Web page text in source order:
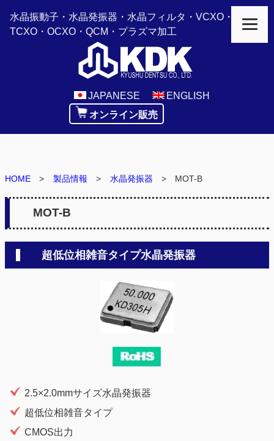
水晶振動子・水晶発振器・水晶フィルタ・VCXO・
TCXO・OCXO・QCM・プラズマ加工
JAPANESE
ENGLISH
オンライン販売
HOME 製品情報 水晶発振器 MOT-B
MOT-B
超低位相雑音タイプ水晶発振器
2.5×2.0mmサイズ水晶発振器
超低位相雑音タイプ
CMOS出力